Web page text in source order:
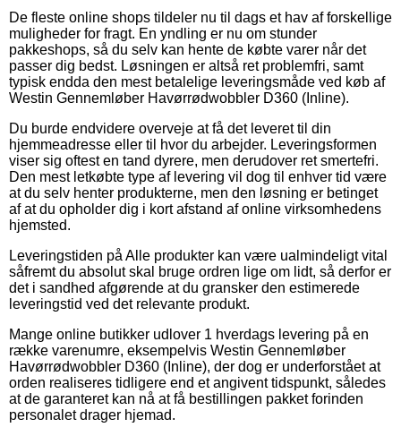
De fleste online shops tildeler nu til dags et hav af forskellige
muligheder for fragt. En yndling er nu om stunder
pakkeshops, så du selv kan hente de købte varer når det
passer dig bedst. Løsningen er altså ret problemfri, samt
typisk endda den mest betalelige leveringsmåde ved køb af
Westin Gennemløber Havørrødwobbler D360 (Inline).
Du burde endvidere overveje at få det leveret til din
hjemmeadresse eller til hvor du arbejder. Leveringsformen
viser sig oftest en tand dyrere, men derudover ret smertefri.
Den mest letkøbte type af levering vil dog til enhver tid være
at du selv henter produkterne, men den løsning er betinget
af at du opholder dig i kort afstand af online virksomhedens
hjemsted.
Leveringstiden på Alle produkter kan være ualmindeligt vital
såfremt du absolut skal bruge ordren lige om lidt, så derfor er
det i sandhed afgørende at du gransker den estimerede
leveringstid ved det relevante produkt.
Mange online butikker udlover 1 hverdags levering på en
række varenumre, eksempelvis Westin Gennemløber
Havørrødwobbler D360 (Inline), der dog er underforstået at
orden realiseres tidligere end et angivent tidspunkt, således
at de garanteret kan nå at få bestillingen pakket forinden
personalet drager hjemad.